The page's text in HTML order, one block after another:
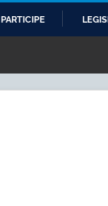
PARTICIPE